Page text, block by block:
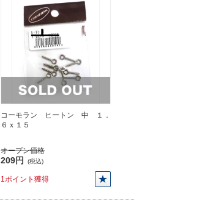
コーモラン ヒートン 中 １．
６ｘ１５
オープン価格
209円 (税込)
1ポイント獲得